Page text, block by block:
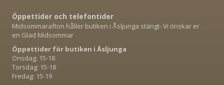
Öppettider och telefontider
Midsommarafton håller butiken i Åsljunga stängt- Vi önskar er
en Glad Midsommar
Öppettider för butiken i Åsljunga
Onsdag: 15-18
Torsdag: 15-18
Fredag: 15-19